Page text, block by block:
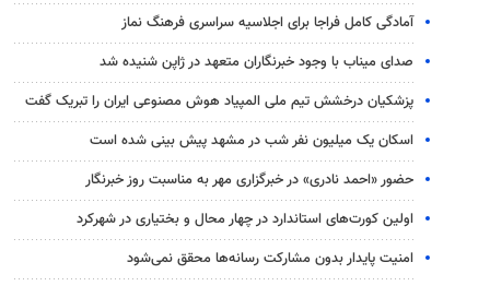
آمادگی کامل فراجا برای اجلاسیه سراسری فرهنگ نماز
صدای میناب با وجود خبرنگاران متعهد در ژاپن شنیده شد
پزشکیان درخشش تیم ملی المپیاد هوش مصنوعی ایران را تبریک گفت
اسکان یک میلیون نفر شب در مشهد پیش بینی شده است
حضور «احمد نادری» در خبرگزاری مهر به مناسبت روز خبرنگار
اولین کورت‌های استاندارد در چهار محال و بختیاری در شهرکرد
امنیت پایدار بدون مشارکت رسانه‌ها محقق نمی‌شود